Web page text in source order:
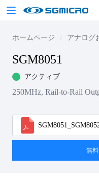
ホームページ アナログ
SGM8051
アクティブ
250MHz, Rail-to-Rail
無